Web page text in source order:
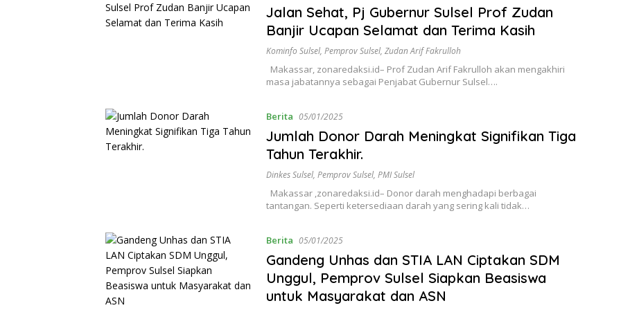
Jalan Sehat, Pj Gubernur Sulsel Prof Zudan
Banjir Ucapan Selamat dan Terima Kasih
Kominfo Sulsel, Pemprov Sulsel, Zudan Arif Fakrulloh
Makassar, zonaredaksi.id– Prof Zudan Arif Fakrulloh akan mengakhiri
masa jabatannya sebagai Penjabat Gubernur Sulsel….
Berita 05/01/2025
Jumlah Donor Darah Meningkat Signifikan Tiga
Tahun Terakhir.
Dinkes Sulsel, Pemprov Sulsel, PMI Sulsel
Makassar ,zonaredaksi.id– Donor darah menghadapi berbagai
tantangan. Seperti ketersediaan darah yang sering kali tidak…
Berita 05/01/2025
Gandeng Unhas dan STIA LAN Ciptakan SDM
Unggul, Pemprov Sulsel Siapkan Beasiswa
untuk Masyarakat dan ASN